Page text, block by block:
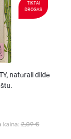
TIKTAI
DROGAS
natūrali dildė
kaina: 2,09 €